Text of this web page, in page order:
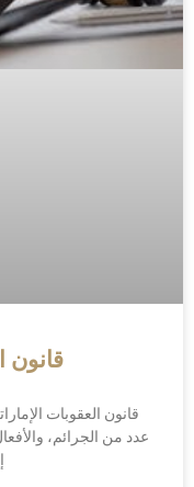
قانون
قانون العقوبات
عدد من الجرائم،